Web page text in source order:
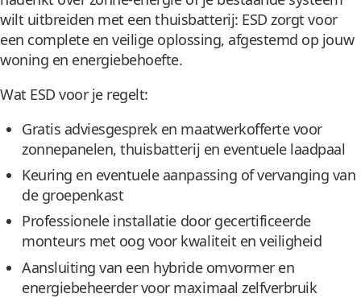
wilt uitbreiden met een thuisbatterij: ESD zorgt voor
een complete en veilige oplossing, afgestemd op jouw
woning en energiebehoefte.
Wat ESD voor je regelt:
Gratis adviesgesprek en maatwerkofferte voor
zonnepanelen, thuisbatterij en eventuele laadpaal
Keuring en eventuele aanpassing of vervanging van
de groepenkast
Professionele installatie door gecertificeerde
monteurs met oog voor kwaliteit en veiligheid
Aansluiting van een hybride omvormer en
energiebeheerder voor maximaal zelfverbruik